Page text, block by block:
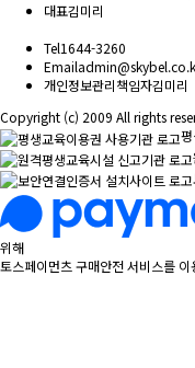
대표김미리
Tel1644-3260
Email
개인정보관리책임자김미리
Copyright (c) 2009 All rights
위해
토스페이먼츠 구매안전 서비스를